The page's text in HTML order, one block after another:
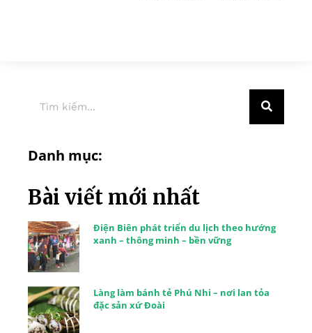
Danh mục:
Bài viết mới nhất
Điện Biên phát triển du lịch theo hướng
xanh – thông minh – bền vững
Làng làm bánh tẻ Phú Nhi – nơi lan tỏa
đặc sản xứ Đoài